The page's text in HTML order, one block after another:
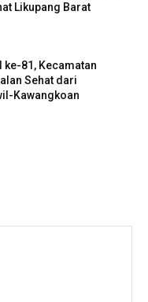
Likupang Barat
ke-81, Kecamatan
Sehat dari
Kawangkoan